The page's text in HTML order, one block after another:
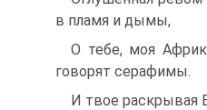
в пламя и дымы,
О тебе, моя
говорят серафимы.
И твое раскрывая